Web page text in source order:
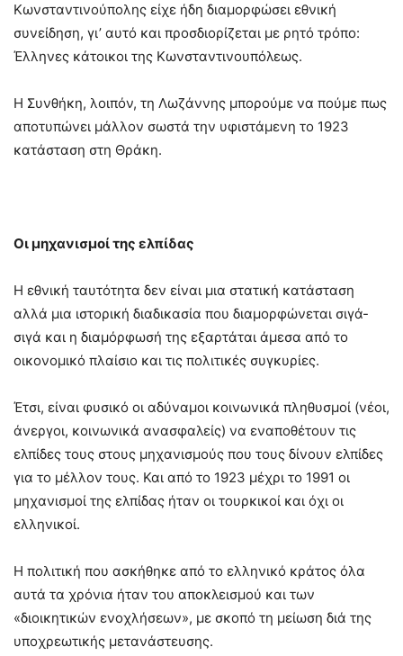
Κωνσταντινούπολης είχε ήδη διαμορφώσει εθνική
συνείδηση, γι’ αυτό και προσδιορίζεται με ρητό τρόπο:
Έλληνες κάτοικοι της Κωνσταντινουπόλεως.
Η Συνθήκη, λοιπόν, τη Λωζάννης μπορούμε να πούμε πως
αποτυπώνει μάλλον σωστά την υφιστάμενη το 1923
κατάσταση στη Θράκη.
Οι μηχανισμοί της ελπίδας
Η εθνική ταυτότητα δεν είναι μια στατική κατάσταση
αλλά μια ιστορική διαδικασία που διαμορφώνεται σιγά-
σιγά και η διαμόρφωσή της εξαρτάται άμεσα από το
οικονομικό πλαίσιο και τις πολιτικές συγκυρίες.
Έτσι, είναι φυσικό οι αδύναμοι κοινωνικά πληθυσμοί (νέοι,
άνεργοι, κοινωνικά ανασφαλείς) να εναποθέτουν τις
ελπίδες τους στους μηχανισμούς που τους δίνουν ελπίδες
για το μέλλον τους. Και από το 1923 μέχρι το 1991 οι
μηχανισμοί της ελπίδας ήταν οι τουρκικοί και όχι οι
ελληνικοί.
Η πολιτική που ασκήθηκε από το ελληνικό κράτος όλα
αυτά τα χρόνια ήταν του αποκλεισμού και των
«διοικητικών ενοχλήσεων», με σκοπό τη μείωση διά της
υποχρεωτικής μετανάστευσης.